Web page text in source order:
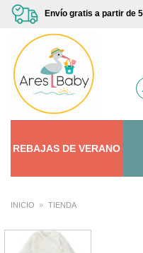
Saltar
contenido
Envío gratis a partir de
REBAJAS DEVERANO
INICIO » TIENDA